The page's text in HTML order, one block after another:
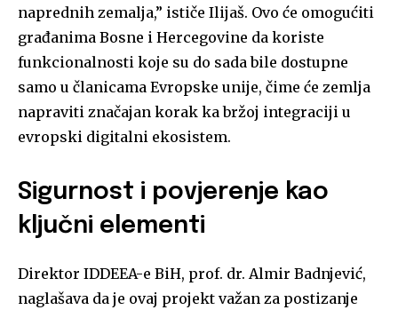
naprednih zemalja,” ističe Ilijaš. Ovo će omogućiti
građanima Bosne i Hercegovine da koriste
funkcionalnosti koje su do sada bile dostupne
samo u članicama Evropske unije, čime će zemlja
napraviti značajan korak ka bržoj integraciji u
evropski digitalni ekosistem.
Sigurnost i povjerenje kao
ključni elementi
Direktor IDDEEA-e BiH, prof. dr. Almir Badnjević,
naglašava da je ovaj projekt važan za postizanje